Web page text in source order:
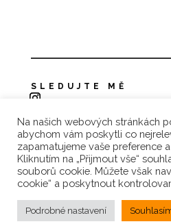
SLEDUJTE MĚ
Zásady ochrany osobních
Reklamace a vrácení zboží
Obchodní podmínky
Na našich webových stránkách
abychom vám poskytli co
zapamatujeme vaše preference
Kliknutím na „Přijmout vše“
souborů cookie. Můžete však
cookie“ a poskytnout
Podrobné nastavení